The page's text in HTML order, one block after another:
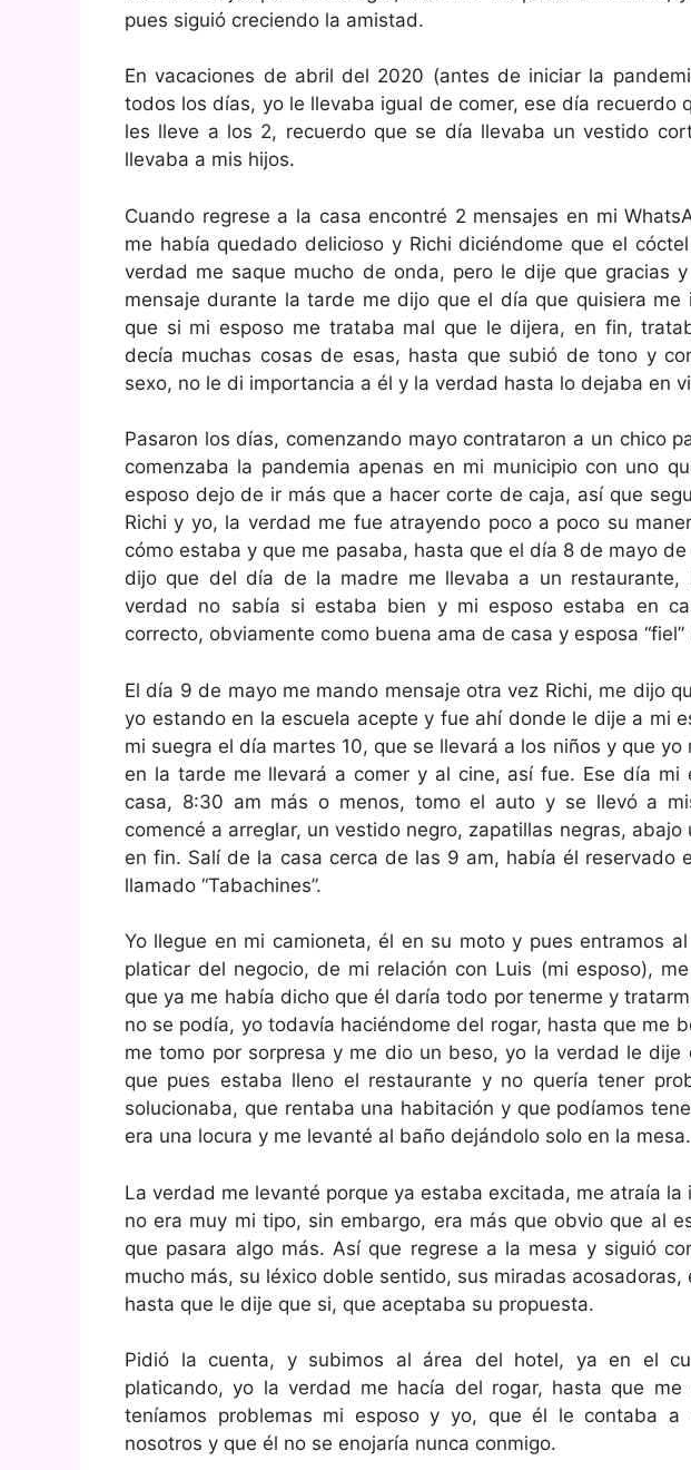
pues siguió creciendo la amistad.
En vacaciones de abril del 2020 (antes de iniciar la
todos los días, yo le llevaba igual de comer, ese día recuerdo
les lleve a los 2, recuerdo que se día llevaba un vestido
llevaba a mis hijos.
Cuando regrese a la casa encontré 2 mensajes en mi
me había quedado delicioso y Richi diciéndome que el
verdad me saque mucho de onda, pero le dije que gracias
mensaje durante la tarde me dijo que el día que quisiera me
que si mi esposo me trataba mal que le dijera, en fin,
decía muchas cosas de esas, hasta que subió de tono y
sexo, no le di importancia a él y la verdad hasta lo dejaba en
Pasaron los días, comenzando mayo contrataron a un chico
comenzaba la pandemia apenas en mi municipio con uno
esposo dejo de ir más que a hacer corte de caja, así que
Richi y yo, la verdad me fue atrayendo poco a poco su
cómo estaba y que me pasaba, hasta que el día 8 de mayo
dijo que del día de la madre me llevaba a un
verdad no sabía si estaba bien y mi esposo estaba en
correcto, obviamente como buena ama de casa y esposa
El día 9 de mayo me mando mensaje otra vez Richi, me dijo
yo estando en la escuela acepte y fue ahí donde le dije a mi
mi suegra el día martes 10, que se llevará a los niños y que
en la tarde me llevará a comer y al cine, así fue. Ese día mi
casa, 8:30 am más o menos, tomo el auto y se llevó a
comencé a arreglar, un vestido negro, zapatillas negras,
en fin. Salí de la casa cerca de las 9 am, había él reservado
llamado “Tabachines”.
Yo llegue en mi camioneta, él en su moto y pues entramos
platicar del negocio, de mi relación con Luis (mi esposo),
que ya me había dicho que él daría todo por tenerme y
no se podía, yo todavía haciéndome del rogar, hasta que me
me tomo por sorpresa y me dio un beso, yo la verdad le dije
que pues estaba lleno el restaurante y no quería tener
solucionaba, que rentaba una habitación y que podíamos
era una locura y me levanté al baño dejándolo solo en la mesa.
La verdad me levanté porque ya estaba excitada, me atraía la
no era muy mi tipo, sin embargo, era más que obvio que al
que pasara algo más. Así que regrese a la mesa y siguió
mucho más, su léxico doble sentido, sus miradas
hasta que le dije que si, que aceptaba su propuesta.
Pidió la cuenta, y subimos al área del hotel, ya en el
platicando, yo la verdad me hacía del rogar, hasta que
teníamos problemas mi esposo y yo, que él le contaba a
nosotros y que él no se enojaría nunca conmigo.